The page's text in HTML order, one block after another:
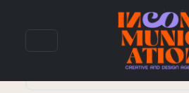
il tuo progetto